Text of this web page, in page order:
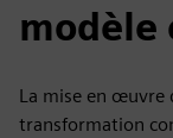
modèle
La mise en œuvre
transformation